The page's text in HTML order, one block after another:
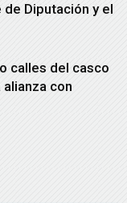
Diputación y el
calles del casco
con